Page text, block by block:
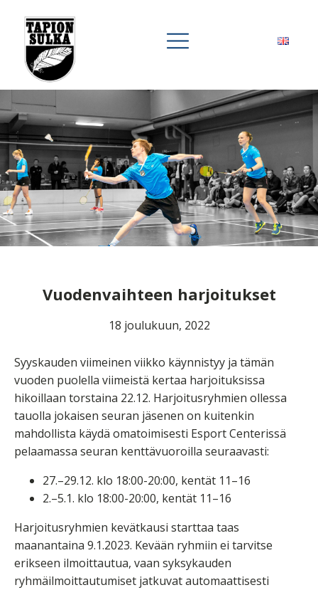
Vuodenvaihteen harjoitukset
18 joulukuun, 2022
Syyskauden viimeinen viikko käynnistyy ja tämän
vuoden puolella viimeistä kertaa harjoituksissa
hikoillaan torstaina 22.12. Harjoitusryhmien ollessa
tauolla jokaisen seuran jäsenen on kuitenkin
mahdollista käydä omatoimisesti Esport Centerissä
pelaamassa seuran kenttävuoroilla seuraavasti:
27.–29.12. klo 18:00-20:00, kentät 11–16
2.–5.1. klo 18:00-20:00, kentät 11–16
Harjoitusryhmien kevätkausi starttaa taas
maanantaina 9.1.2023. Kevään ryhmiin ei tarvitse
erikseen ilmoittautua, vaan syksykauden
ryhmäilmoittautumiset jatkuvat automaattisesti